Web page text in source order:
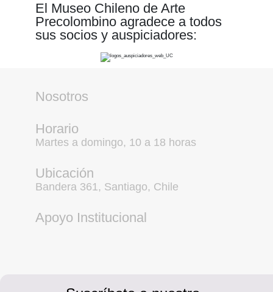
El Museo Chileno de Arte
Precolombino agradece a todos
sus socios y auspiciadores:
Nosotros
Horario
Martes a domingo, 10 a 18 horas
Ubicación
Bandera 361, Santiago, Chile
Apoyo Institucional